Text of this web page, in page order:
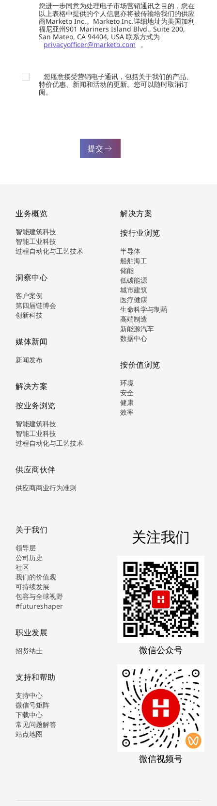
您进一步同意为处理电子市场营销通讯之目的，您在
以上表格中提供的个人信息亦将被传输给我们的供应
商Marketo Inc.。Marketo Inc.详细地址为美国加利
福尼亚州901 Mariners Island Blvd., Suite 200,
San Mateo, CA 94404, USA 联系方式为
privacyofficer@marketo.com
。
您愿意接受营销电子通讯，包括关于我们的产品、
特价优惠、新闻和活动的更新。您可以随时取消订
阅。
提交
业务概览
智能建筑科技
智能工业科技
过程自动化与工艺技术
洞察中心
客户案例
第四届链博会
创新科技
媒体新闻
新闻发布
解决方案
按业务浏览
智能建筑科技
智能工业科技
过程自动化与工艺技术
供应商伙伴
供应商商业行为准则
解决方案
按行业浏览
半导体
船舶海工
储能
低碳能源
城市建筑
医疗健康
生命科学与制药
高端制造
新能源汽车
数据中心
按价值浏览
环境
安全
健康
效率
关于我们
领导层
公司历史
社区
我们的价值观
可持续发展
包容与全球视野
#futureshaper
职业发展
招贤纳士
支持和帮助
支持中心
微信号矩阵
下载中心
常见问题解答
站点地图
关注我们
微信公众号
微信视频号